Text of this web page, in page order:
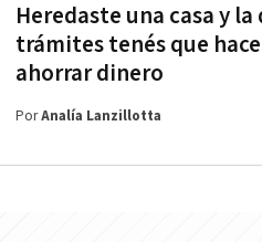
Heredaste una casa y
trámites tenés que
ahorrar dinero
PorAnalía Lanzillotta